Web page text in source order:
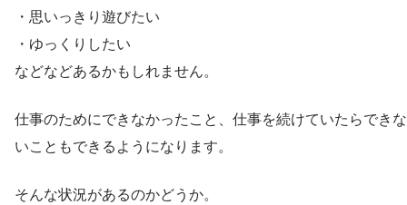
・思いっきり遊びたい
・ゆっくりしたい
などなどあるかもしれません。
仕事のためにできなかったこと、仕事を続けていたらできな
いこともできるようになります。
そんな状況があるのかどうか。